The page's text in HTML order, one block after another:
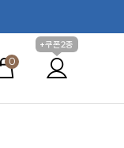
0
+쿠폰2종